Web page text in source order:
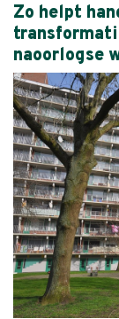
Zo helpt
naoorlogse